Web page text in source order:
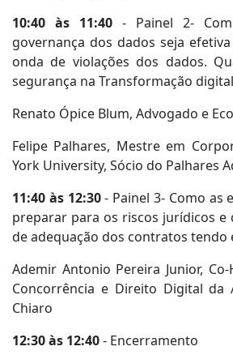
10:40 às 11:40 - Painel 2-
governança dos dados seja
onda de violações dos dados.
segurança na Transformação
Renato Ópice Blum, Advogado e
Felipe Palhares, Mestre em
York University, Sócio do Palhares
11:40 às 12:30- Painel 3- Como as
preparar para os riscos jurídicos e
de adequação dos contratos tendo
Ademir Antonio Pereira Junior,
Concorrência e Direito Digital da
Chiaro
12:30 às 12:40- Encerramento